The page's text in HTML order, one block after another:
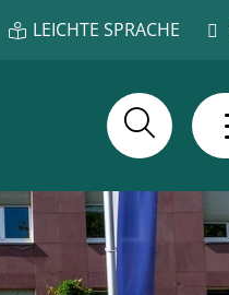
LEICHTE SPRACHE